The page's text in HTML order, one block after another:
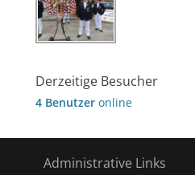
Derzeitige Besucher
4 Benutzer online
Administrative Links